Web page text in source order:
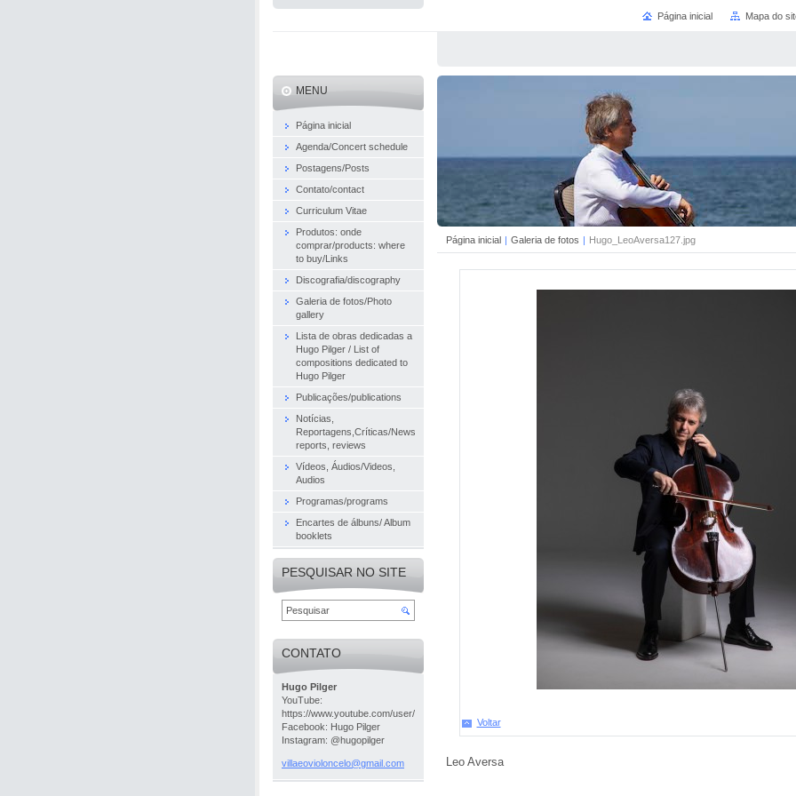
Página inicial | Galeria de fotos | Hugo_LeoAversa127.jpg
Voltar
Leo Aversa
MENU
Página inicial
Agenda/Concert schedule
Postagens/Posts
Contato/contact
Curriculum Vitae
Produtos: onde
comprar/products: where
to buy/Links
Discografia/discography
Galeria de fotos/Photo
gallery
Lista de obras dedicadas a
Hugo Pilger / List of
compositions dedicated to
Hugo Pilger
Publicações/publications
Notícias,
Reportagens,Críticas/News,
reports, reviews
Vídeos, Áudios/Videos,
Audios
Programas/programs
Encartes de álbuns/ Album
booklets
PESQUISAR NO SITE
CONTATO
Hugo Pilger
YouTube:
https://www.youtube.com/user/hugopilger/about
Facebook: Hugo Pilger
Instagram: @hugopilger
villaeovioloncelo@gmail. com
Página inicial Mapa do